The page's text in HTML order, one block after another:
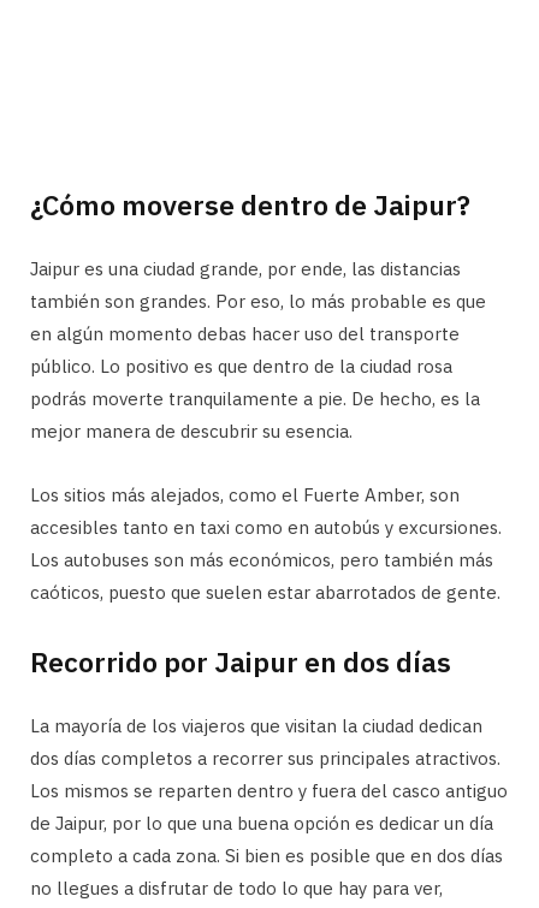
¿Cómo moverse dentro de Jaipur?
Jaipur es una ciudad grande, por ende, las distancias
también son grandes. Por eso, lo más probable es que
en algún momento debas hacer uso del transporte
público. Lo positivo es que dentro de la ciudad rosa
podrás moverte tranquilamente a pie. De hecho, es la
mejor manera de descubrir su esencia.
Los sitios más alejados, como el Fuerte Amber, son
accesibles tanto en taxi como en autobús y excursiones.
Los autobuses son más económicos, pero también más
caóticos, puesto que suelen estar abarrotados de gente.
Recorrido por Jaipur en dos días
La mayoría de los viajeros que visitan la ciudad dedican
dos días completos a recorrer sus principales atractivos.
Los mismos se reparten dentro y fuera del casco antiguo
de Jaipur, por lo que una buena opción es dedicar un día
completo a cada zona. Si bien es posible que en dos días
no llegues a disfrutar de todo lo que hay para ver,